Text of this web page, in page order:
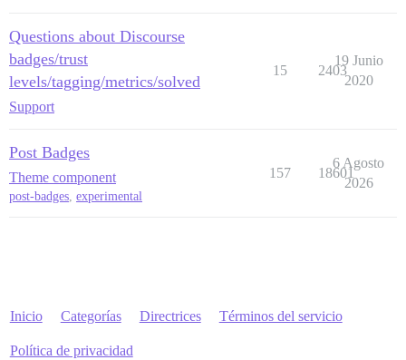
Questions about Discourse
badges/trust
levels/tagging/metrics/solved
Support
15 2403
19 Junio
2020
Post Badges
Theme component
post-badges, experimental
157 18601
6 Agosto
2026
Inicio Categorías Directrices Términos del servicio
Política de privacidad